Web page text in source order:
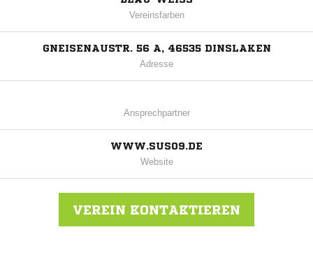
Vereinsfarben
GNEISENAUSTR. 56 A, 46535 DINSLAKEN
Adresse
Ansprechpartner
WWW.SUS09.DE
Website
VEREIN KONTAKTIEREN